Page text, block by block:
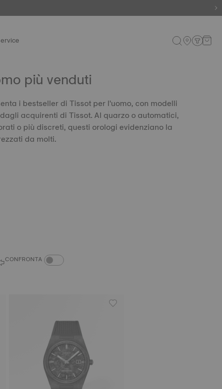
più venduti
i bestseller di Tissot per l'uomo, con modelli
acquirenti di Tissot. Al quarzo o automatici,
o più discreti, questi orologi evidenziano la
da molti.
CONFRONTA CONFRONTA PRODOTTI ATTIVA/DISATTIVA